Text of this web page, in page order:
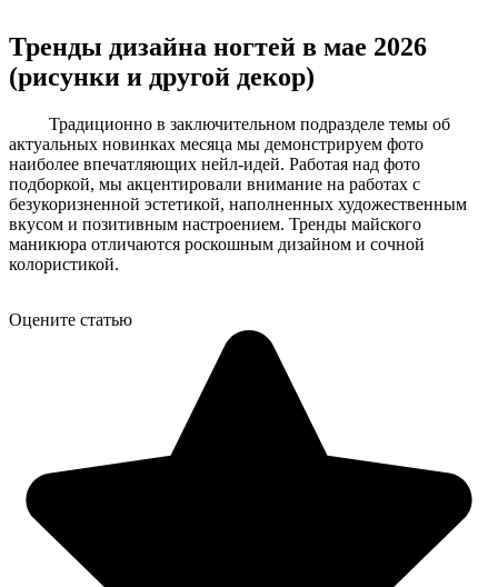
Тренды дизайна ногтей в мае 2026
(рисунки и другой декор)
Традиционно в заключительном подразделе темы об
актуальных новинках месяца мы демонстрируем фото
наиболее впечатляющих нейл-идей. Работая над фото
подборкой, мы акцентировали внимание на работах с
безукоризненной эстетикой, наполненных художественным
вкусом и позитивным настроением. Тренды майского
маникюра отличаются роскошным дизайном и сочной
колористикой.
Оцените статью